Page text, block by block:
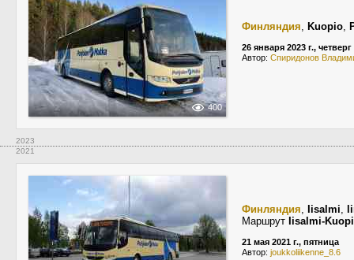
400
Финляндия, Kuopio,
26 января 2023 г., четверг
Автор: Спиридонов
2023
2021
Финляндия, Iisalmi,
Маршрут Iisalmi-
21 мая 2021 г., пятница
Автор: joukkoliikenne_8.6